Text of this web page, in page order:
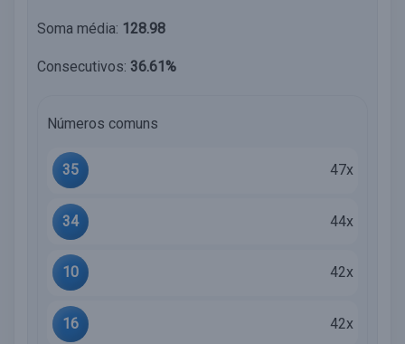
Soma média: 128.98
Consecutivos: 36.61%
Números comuns
35 47x
34 44x
10 42x
16 42x